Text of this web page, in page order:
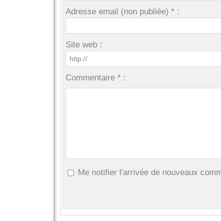
Adresse email (non publiée) * :
Site web :
Commentaire * :
Me notifier l'arrivée de nouveaux